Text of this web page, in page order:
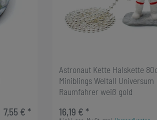
7,55 € *
Astronaut Kette Halskette
Miniblings Weltall Universum
Raumfahrer weiß gold
16,19 € *